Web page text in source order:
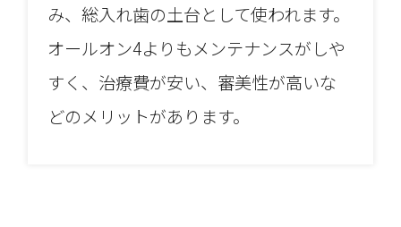
み、総入れ歯の土台として使われます。
オールオン4よりもメンテナンスがしや
すく、治療費が安い、審美性が高いな
どのメリットがあります。